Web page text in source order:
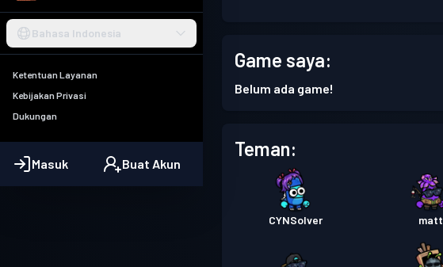
Bahasa Indonesia
Ketentuan Layanan
Kebijakan Privasi
Dukungan
Masuk Buat Akun
Game saya:
Belum ada game!
Teman:
CYNSolver matt